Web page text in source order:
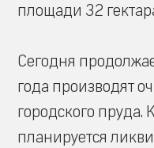
площади 32
Сегодня
года производят
городского пруда.
планируется